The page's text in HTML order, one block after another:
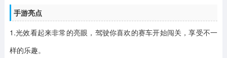
手游亮点
1.光效看起来非常的亮眼，驾驶你喜欢的赛车开始闯关，享受不一
样的乐趣。